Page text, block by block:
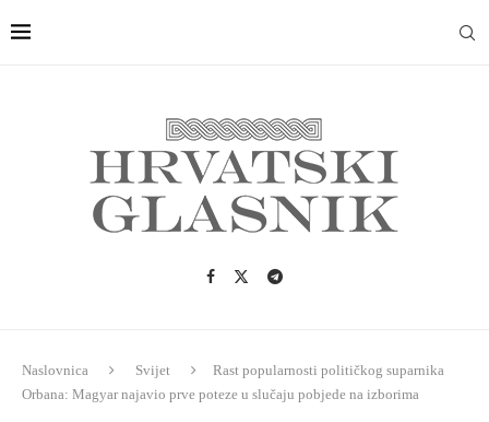
Naslovnica Svijet
Rast popularnosti političkog suparnika
Orbana: Magyar najavio prve poteze u slučaju pobjede na izborima